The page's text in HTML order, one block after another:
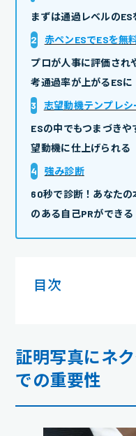
まずは通過レベルの
2
赤ペンESでESを無
プロが人事に評価され
考通過率が上がるESに
3
志望動機テンプレシ
ESの中でもつまづき
望動機に仕上げられる
4
強み診断
60秒で診断！あなたの
のある自己PRができる
目次
証明写真にネ
での重要性